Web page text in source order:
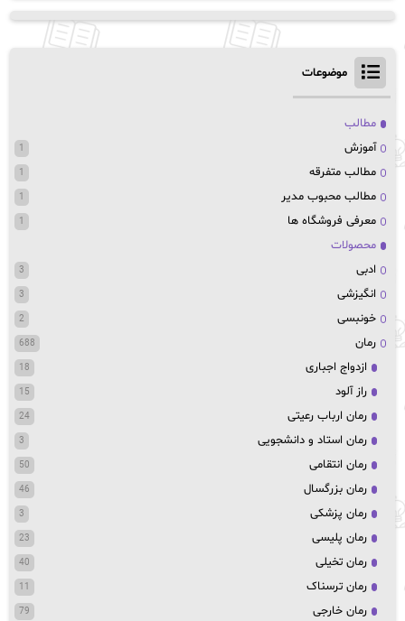
موضوعات
مطالب
آموزش
1
مطالب متفرقه 1
مطالب محبوب مدیر 1
معرفی فروشگاه ها 1
محصولات
ادبی
3
انگیزشی 3
خونبسی 2
رمان 688
ازدواج اجباری 18
راز آلود 15
رمان ارباب رعیتی 24
رمان استاد و دانشجویی 3
رمان انتقامی 50
رمان بزرگسال 46
رمان پزشکی 3
رمان پلیسی 23
رمان تخیلی 40
رمان ترسناک 11
رمان خارجی 79